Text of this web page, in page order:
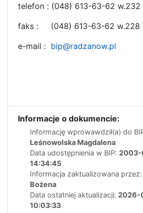
telefon : (048) 613-63-62 w.232
faks : (048) 613-63-62 w.228
e-mail : bip@radzanow.pl
Informacje o dokumencie:
Informację wprowawdził(a) do
Leśnowolska Magdalena
Data udostępnienia w BIP:
14:34:45
Informacja zaktualizowana przez:
Bożena
Data ostatniej aktualizacji: 2026-
10:03:33